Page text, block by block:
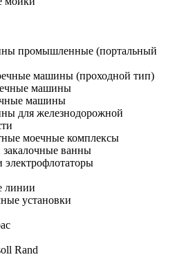
промышленные (портальный
машины (проходной тип)
машины
машины
для железнодорожной
моечные комплексы
ванны
электрофлотаторы
линии
установки
Rand